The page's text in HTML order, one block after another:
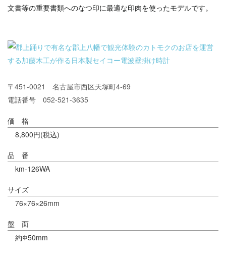
文書等の重要書類へのなつ印に最適な印肉を使ったモデルです。
〒451-0021 名古屋市西区天塚町4-69
電話番号 052-521-3635
価 格
8,800円(税込)
品 番
km-126WA
サイズ
76×76×26mm
盤 面
約Φ50mm